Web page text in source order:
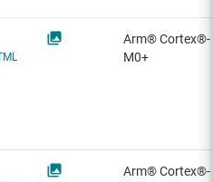
Arm® Cortex®-
M0+
Arm® Cortex®-